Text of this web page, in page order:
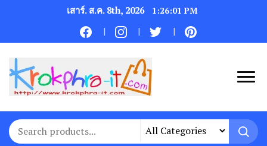
เสาร์. ส.ค. 8th, 2026 1:26:01 PM